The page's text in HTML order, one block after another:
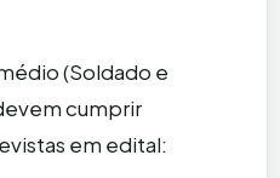
(Soldado e
cumprir
em edital: